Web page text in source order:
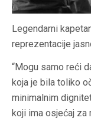
Legendarni
reprezentacije
“Mogu samo reći
koja je bila toliko
minimalnim
koji ima osjećaj za